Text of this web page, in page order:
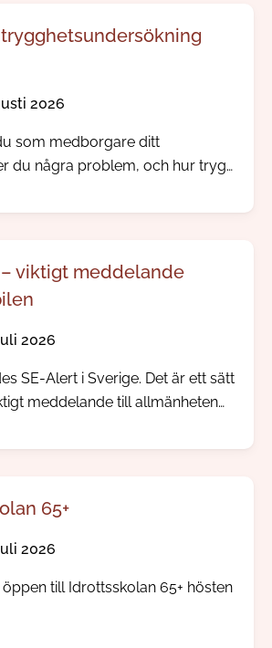
2026
som medborgare ditt
du några problem, och hur trygg
viktigt meddelande
2026
SE-Alert i Sverige. Det är ett sätt
meddelande till allmänheten
Ingen app eller registrering
65+
2026
till Idrottsskolan 65+ hösten